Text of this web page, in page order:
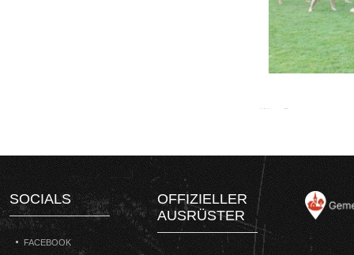
SOCIALS
FACEBOOK
OFFIZIELLER
AUSRÜSTER